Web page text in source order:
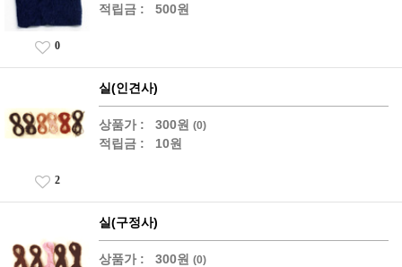
적립금 : 500원
0
실(인견사)
상품가 : 300원 (0)
적립금 : 10원
2
실(구정사)
상품가 : 300원 (0)